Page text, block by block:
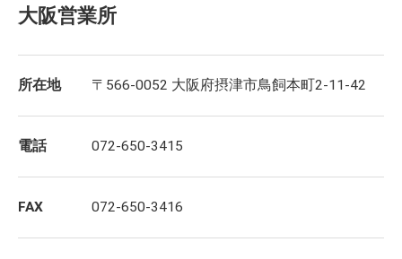
大阪営業所
所在地 〒566-0052 大阪府摂津市鳥飼本町2-11-42
電話 072-650-3415
FAX 072-650-3416